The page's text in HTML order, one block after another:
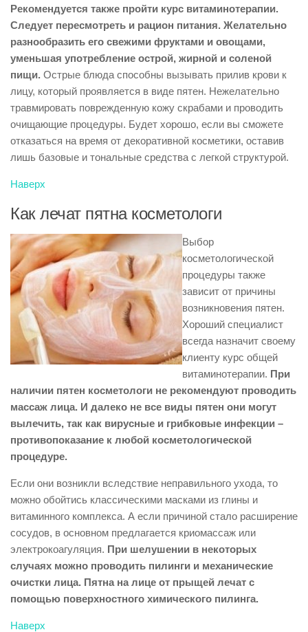
Рекомендуется также пройти курс витаминотерапии.
Следует пересмотреть и рацион питания. Желательно
разнообразить его свежими фруктами и овощами,
уменьшая употребление острой, жирной и соленой
пищи. Острые блюда способны вызывать прилив крови к
лицу, который проявляется в виде пятен. Нежелательно
травмировать поврежденную кожу скрабами и проводить
очищающие процедуры. Будет хорошо, если вы сможете
отказаться на время от декоративной косметики, оставив
лишь базовые и тональные средства с легкой структурой.
Наверх
Как лечат пятна косметологи
Выбор
косметологической
процедуры также
зависит от причины
возникновения пятен.
Хороший специалист
всегда назначит своему
клиенту курс общей
витаминотерапии. При
наличии пятен косметологи не рекомендуют проводить
массаж лица. И далеко не все виды пятен они могут
вылечить, так как вирусные и грибковые инфекции –
противопоказание к любой косметологической
процедуре.
Если они возникли вследствие неправильного ухода, то
можно обойтись классическими масками из глины и
витаминного комплекса. А если причиной стало расширение
сосудов, в основном предлагается криомассаж или
электрокоагуляция. При шелушении в некоторых
случаях можно проводить пилинги и механические
очистки лица. Пятна на лице от прыщей лечат с
помощью поверхностного химического пилинга.
Наверх